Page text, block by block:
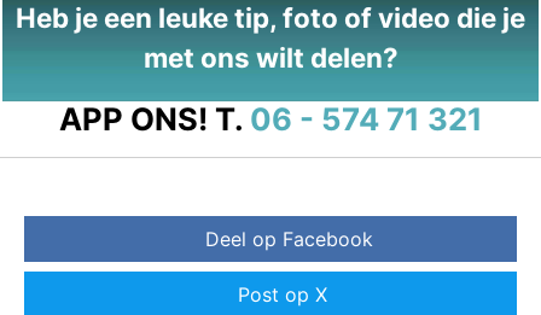
Heb je een leuke tip, foto of video die je
met ons wilt delen?
APP ONS! T. 06 - 574 71 321
Deel op Facebook
Post op X